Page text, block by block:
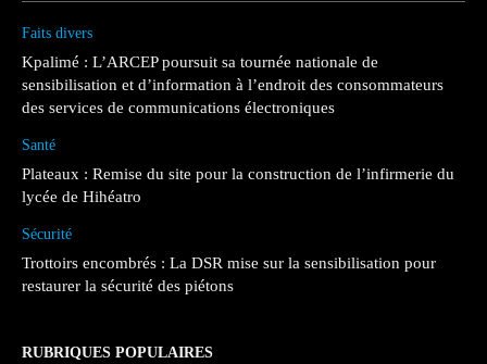
Faits divers
Kpalimé : L’ARCEP poursuit sa tournée nationale de
sensibilisation et d’information à l’endroit des consommateurs
des services de communications électroniques
Santé
Plateaux : Remise du site pour la construction de l’infirmerie du
lycée de Hihéatro
Sécurité
Trottoirs encombrés : La DSR mise sur la sensibilisation pour
restaurer la sécurité des piétons
RUBRIQUES POPULAIRES